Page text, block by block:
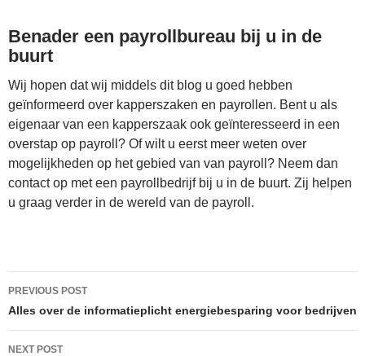
Benader een payrollbureau bij u in de
buurt
Wij hopen dat wij middels dit blog u goed hebben
geïnformeerd over kapperszaken en payrollen. Bent u als
eigenaar van een kapperszaak ook geïnteresseerd in een
overstap op payroll? Of wilt u eerst meer weten over
mogelijkheden op het gebied van van payroll? Neem dan
contact op met een payrollbedrijf bij u in de buurt. Zij helpen
u graag verder in de wereld van de payroll.
Post
navigation
PREVIOUS POST
Alles over de informatieplicht energiebesparing voor bedrijven
NEXT POST